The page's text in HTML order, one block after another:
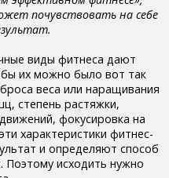
почувствовать на себе
виды фитнеса дают
их можно было вот так
веса или наращивания
степень растяжки,
фокусировка на
характеристики фитнес-
и определяют способ
Поэтому исходить нужно